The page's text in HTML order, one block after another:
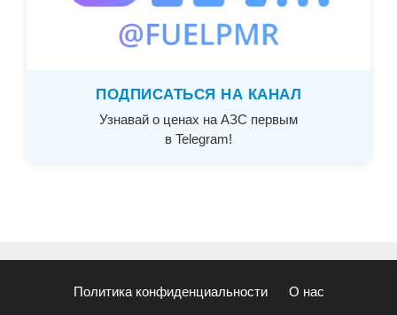
ПОДПИСАТЬСЯ НА КАНАЛ
Узнавай о ценах на АЗС первым
в Telegram!
Политика конфиденциальности О нас